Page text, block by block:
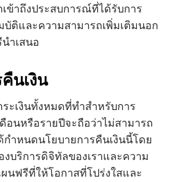
ข้าถึงประสบการณ์ที่ได้รับการ
ติและความสามารถเพิ่มเติมนอก
ำเสนอ
นเงิน
ะเงินทั้งหมดที่ทำสำหรับการ
อนหรือรายปีจะถือว่าไม่สามารถ
กำหนดนโยบายการคืนเงินนี้โดย
บริการดิจิทัลของเราและความ
นฟรีที่ให้โอกาสที่โปร่งใสและ